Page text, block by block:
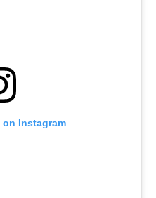
Instagram